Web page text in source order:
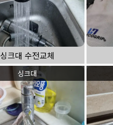
싱크대 수전교체
싱크대